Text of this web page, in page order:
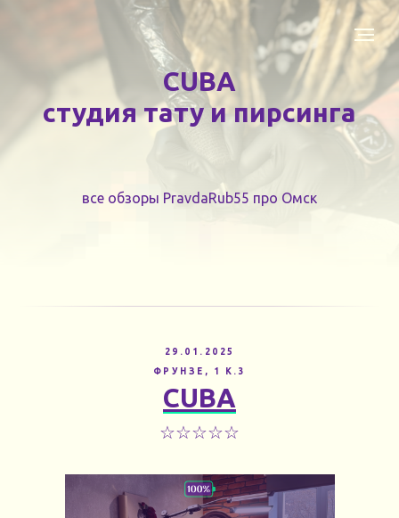
CUBA
студия тату и пирсинга
все обзоры PravdaRub55 про Омск
29.01.2025
ФРУНЗЕ, 1 К.3
CUBA
☆☆☆☆☆